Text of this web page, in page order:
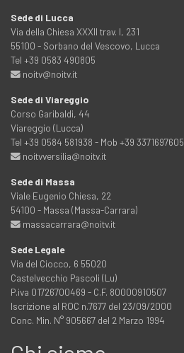
Sede di Lucca
Via della Chiesa XXXII trav. I, 231
55100 - Sorbano del Vescovo, Lucca
Tel +39 0583 490805
noitv@noitv.it
Sede di Viareggio
Corso Garibaldi, 44
Viareggio (Lucca)
Tel +39 0584 581938 - Mob +39 3371697605
noitvversilia@noitv.it
Sede di Massa
Viale Eugenio Chiesa, 22
54100 - Massa (Massa-Carrara)
massacarrara@noitv.it
Sede Legale
Via del Ciocco, 6 55020
Castelvecchio Pascoli (Lu)
P.iva 01726700469 - C.F. 80000910507
Iscrizione al ROC n.7677 del 23/09/2000
Conc. Min. N° 905667 del 2 Marzo 1994